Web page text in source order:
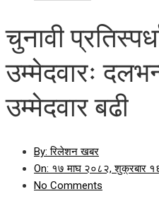
चुनावी
उम्मेदवारः
उम्मेदवार बढी
By: रिलेशन खबर
On: १७ माघ २०८२, शुक्रबार
No Comments